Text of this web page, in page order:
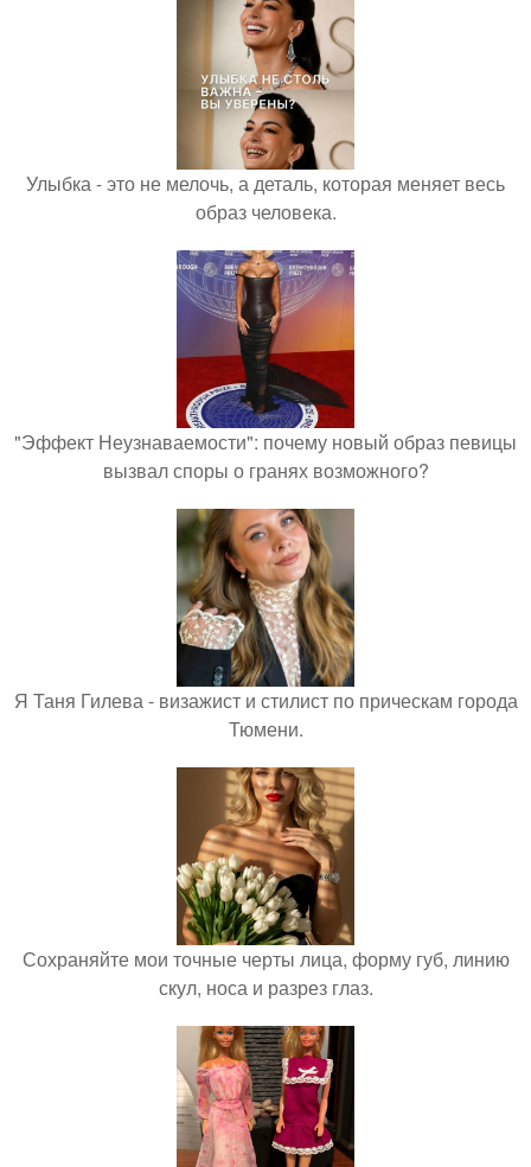
Улыбка - это не мелочь, а деталь, которая меняет весь
образ человека.
"Эффект Неузнаваемости": почему новый образ певицы
вызвал споры о гранях возможного?
Я Таня Гилева - визажист и стилист по прическам города
Тюмени.
Сохраняйте мои точные черты лица, форму губ, линию
скул, носа и разрез глаз.